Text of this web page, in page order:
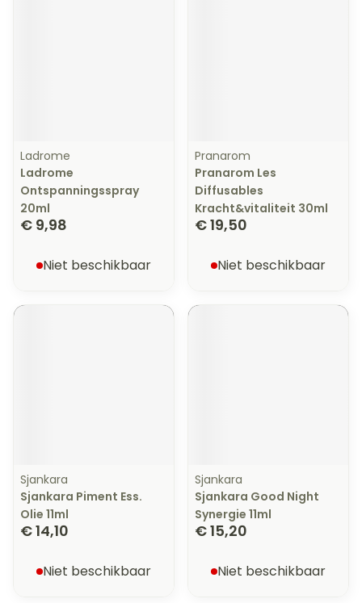
Ladrome
Ladrome
Ontspanningsspray
20ml
€ 9,98
Niet beschikbaar
Pranarom
Pranarom Les
Diffusables
Kracht&vitaliteit 30ml
€ 19,50
Niet beschikbaar
Sjankara
Sjankara Piment Ess.
Olie 11ml
€ 14,10
Niet beschikbaar
Sjankara
Sjankara Good Night
Synergie 11ml
€ 15,20
Niet beschikbaar